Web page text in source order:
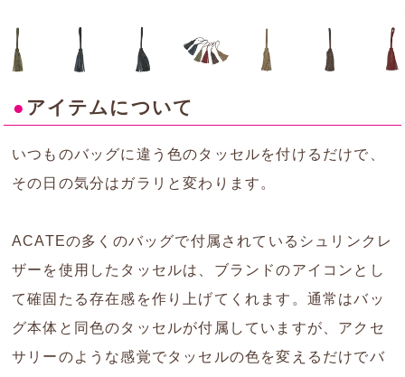
● アイテムについて
いつものバッグに違う色のタッセルを付けるだけで、
その日の気分はガラリと変わります。
ACATEの多くのバッグで付属されているシュリンクレ
ザーを使用したタッセルは、ブランドのアイコンとし
て確固たる存在感を作り上げてくれます。通常はバッ
グ本体と同色のタッセルが付属していますが、アクセ
サリーのような感覚でタッセルの色を変えるだけでバ